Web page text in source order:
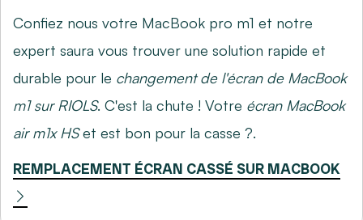
Confiez nous votre MacBook pro m1 et notre
expert saura vous trouver une solution rapide et
durable pour le changement de l'écran de MacBook
m1 sur RIOLS. C'est la chute ! Votre écran MacBook
air m1x HSet est bon pour la casse ?.
REMPLACEMENT ÉCRAN CASSÉ SUR MACBOOK